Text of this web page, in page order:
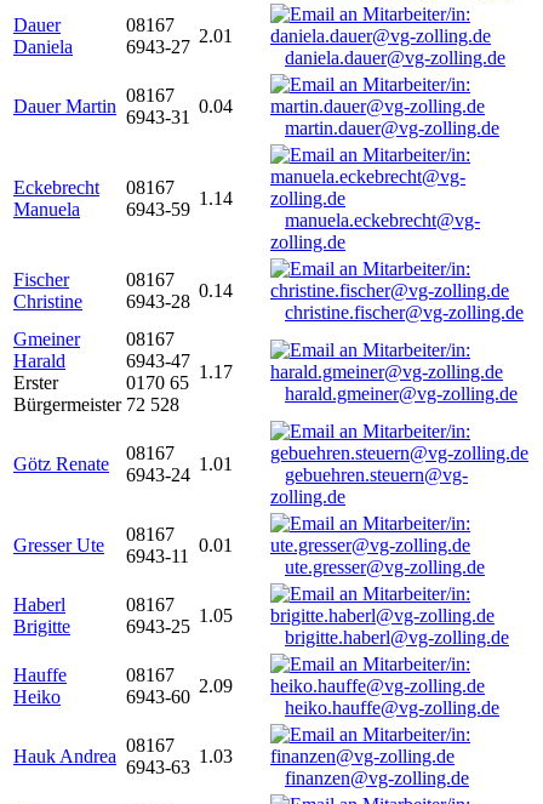
Dauer
Daniela
08167
6943-27
2.01
daniela.dauer@vg-zolling.de
Dauer Martin
08167
6943-31
0.04
martin.dauer@vg-zolling.de
Eckebrecht
Manuela
08167
6943-59
1.14
manuela.eckebrecht@vg-
zolling.de
Fischer
Christine
08167
6943-28
0.14
christine.fischer@vg-zolling.de
Gmeiner
Harald
Erster
Bürgermeister
08167
6943-47
0170 65
72 528
1.17
harald.gmeiner@vg-zolling.de
Götz Renate
08167
6943-24
1.01
gebuehren.steuern@vg-
zolling.de
Gresser Ute
08167
6943-11
0.01
ute.gresser@vg-zolling.de
Haberl
Brigitte
08167
6943-25
1.05
brigitte.haberl@vg-zolling.de
Hauffe
Heiko
08167
6943-60
2.09
heiko.hauffe@vg-zolling.de
Hauk Andrea
08167
6943-63
1.03
finanzen@vg-zolling.de